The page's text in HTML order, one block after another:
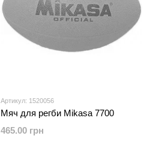
Артикул: 1520056
Мяч для регби Mikasa 7700
465.00 грн